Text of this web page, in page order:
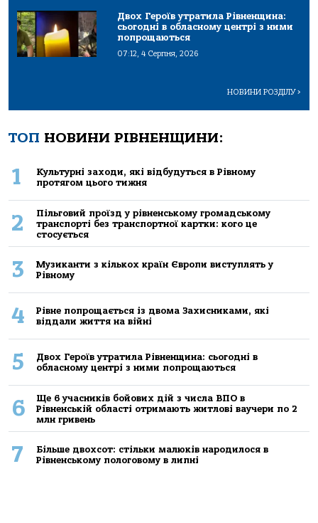
Двох Героїв утратила Рівненщина:
сьогодні в обласному центрі з ними
попрощаються
07:12, 4 Серпня, 2026
НОВИНИ РОЗДІЛУ>
ТОП НОВИНИ РІВНЕНЩИНИ:
1
Культурні заходи, які відбудуться в Рівному
протягом цього тижня
2
Пільговий проїзд у рівненському громадському
транспорті без транспортної картки: кого це
стосується
3
Музиканти з кількох країн Європи виступлять у
Рівному
4
Рівне попрощається із двома Захисниками, які
віддали життя на війні
5
Двох Героїв утратила Рівненщина: сьогодні в
обласному центрі з ними попрощаються
6
Ще 6 учасників бойових дій з числа ВПО в
Рівненській області отримають житлові ваучери по 2
млн гривень
7
Більше двохсот: стільки малюків народилося в
Рівненському пологовому в липні